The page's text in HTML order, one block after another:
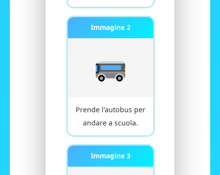
Immagine 2
Prende l'autobus per
andare a scuola.
Immagine 3